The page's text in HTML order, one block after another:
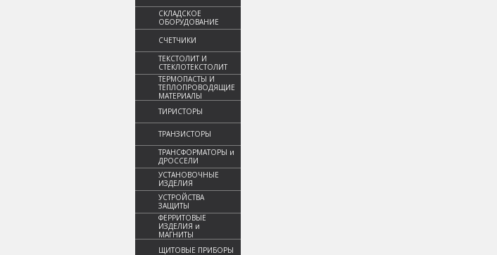
СКЛАДСКОЕ
ОБОРУДОВАНИЕ
СЧЕТЧИКИ
ТЕКСТОЛИТ И
СТЕКЛОТЕКСТОЛИТ
ТЕРМОПАСТЫ И
ТЕПЛОПРОВОДЯЩИЕ
МАТЕРИАЛЫ
ТИРИСТОРЫ
ТРАНЗИСТОРЫ
ТРАНСФОРМАТОРЫ и
ДРОССЕЛИ
УСТАНОВОЧНЫЕ
ИЗДЕЛИЯ
УСТРОЙСТВА
ЗАЩИТЫ
ФЕРРИТОВЫЕ
ИЗДЕЛИЯ и
МАГНИТЫ
ЩИТОВЫЕ ПРИБОРЫ